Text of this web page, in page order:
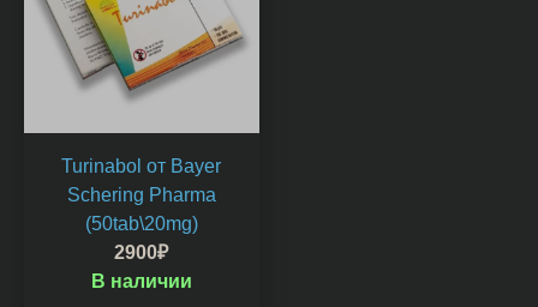
Turinabol от Bayer
Schering Pharma
(50tab\20mg)
2900₽
В наличии